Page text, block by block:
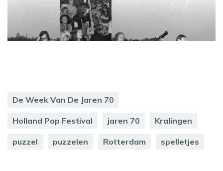
De Week Van De Jaren 70
Holland Pop Festival jaren 70 Kralingen
puzzel puzzelen Rotterdam spelletjes